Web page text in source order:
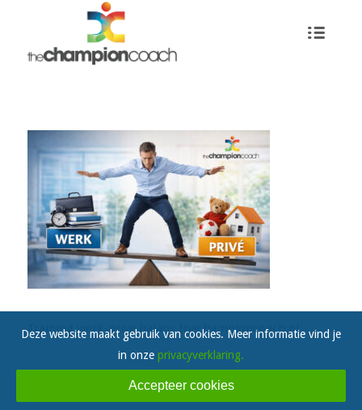
Training werk-prive balans thechampioncoach.nl
Deze website maakt gebruik van cookies. Meer informatie vind je
in onze privacyverklaring.
Accepteer cookies